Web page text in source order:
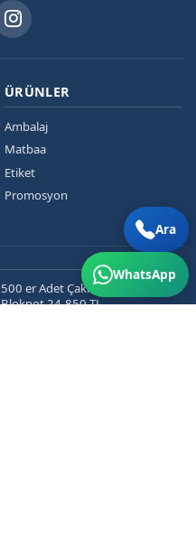
ÜRÜNLER
Ambalaj
Matbaa
Etiket
Promosyon
500 er Adet Çakmak+Kalem+A5
Bloknot 24.850 TL
Ara
WhatsApp